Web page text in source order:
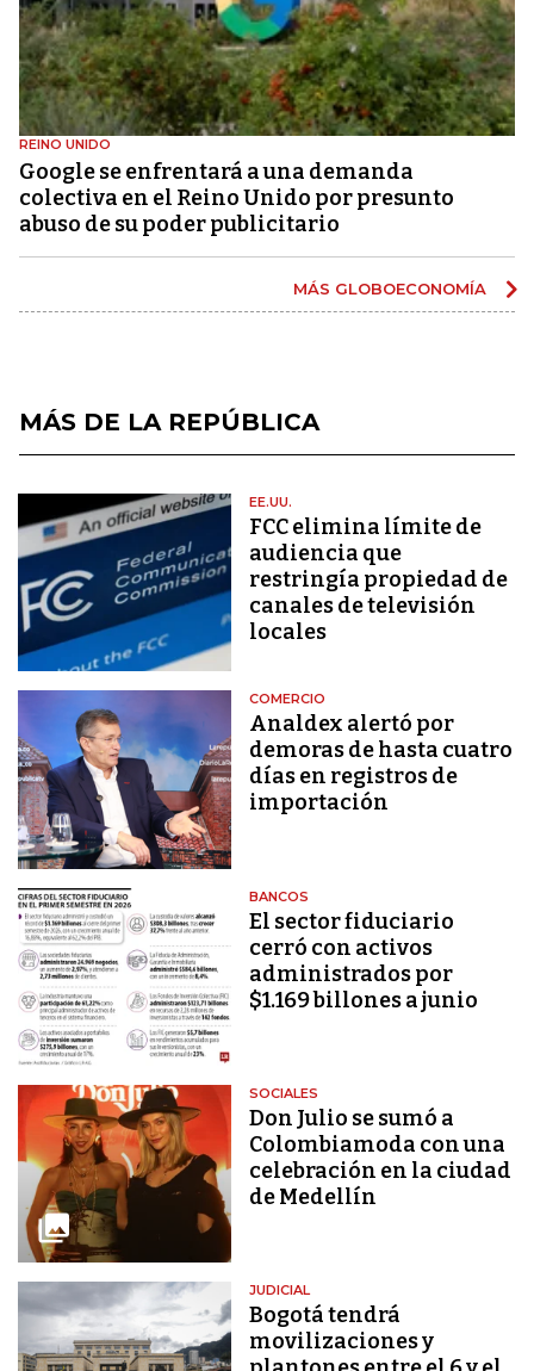
REINO UNIDO
Google se enfrentará a una demanda
colectiva en el Reino Unido por presunto
abuso de su poder publicitario
MÁS GLOBOECONOMÍA
MÁS DE LA REPÚBLICA
EE.UU.
FCC elimina límite de
audiencia que
restringía propiedad de
canales de televisión
locales
COMERCIO
Analdex alertó por
demoras de hasta cuatro
días en registros de
importación
BANCOS
El sector fiduciario
cerró con activos
administrados por
$1.169 billones a junio
SOCIALES
Don Julio se sumó a
Colombiamoda con una
celebración en la ciudad
de Medellín
JUDICIAL
Bogotá tendrá
movilizaciones y